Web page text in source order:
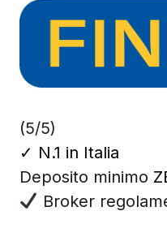
(5/5)
✓ N.1 in Italia
Deposito minimo
Broker